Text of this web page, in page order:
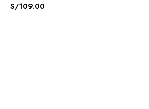
S/109.00